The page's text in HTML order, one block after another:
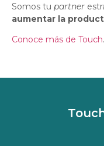
Somos tu partner
aumentar la
Conoce más de Touch.